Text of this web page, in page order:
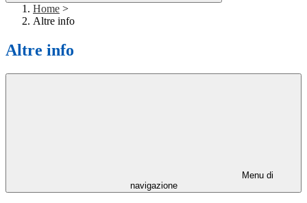
Home >
Altre info
Altre info
Menu di
navigazione